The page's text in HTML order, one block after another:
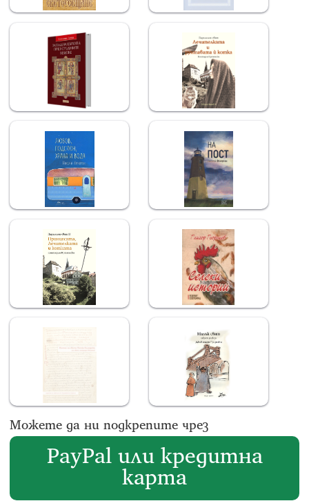
Можете да ни подкрепите чрез
PayPal или кредитна
карта